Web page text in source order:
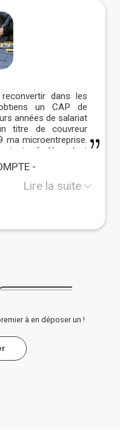
dans les
un CAP de
années de salariat
titre de couvreur
ma microentreprise.
tant qu'indépendant
régulièrement en
quelques chantiers
Lire la suite
à en déposer un !